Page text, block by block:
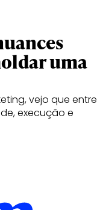
uma
vejo que entre
execução e